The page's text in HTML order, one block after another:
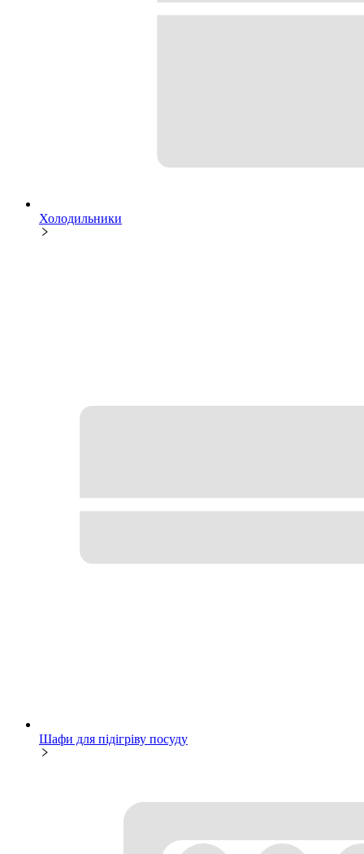
Холодильники
Шафи для підігріву посуду